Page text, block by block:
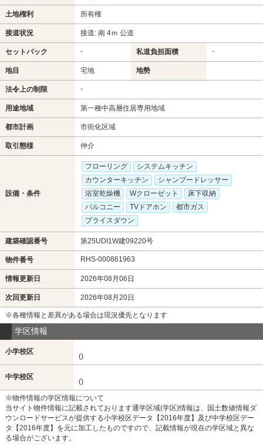
土地権利 所有権
接道状況 接道: 南 4ｍ 公道
セットバック - 私道負担面積 -
地目 宅地 地勢
法令上の制限 -
用途地域 第一種中高層住居専用地域
都市計画 市街化区域
取引態様 仲介
設備・条件
フローリング
システムキッチン
カウンターキッチン
シャンプードレッサー
浴室乾燥機
Wクローゼット
床下収納
バルコニー
TVドアホン
都市ガス
プライスダウン
建築確認番号 第25UDI1W建09220号
物件番号 RHS-000861963
情報更新日 2026年08月06日
次回更新日 2026年08月20日
※各種情報と差異がある場合は現況優先となります
学区情報
小学校区
()
中学校区
()
※物件情報の学区情報について
当サイト物件情報に記載されております通学区域(学区)情報は、国土数値情報ダ
ウンロードサービスが提供する小学校区データ【2016年度】及び中学校区デー
タ【2016年度】を元に加工したものですので、記載情報が現在の学区域と異な
る場合がございます。